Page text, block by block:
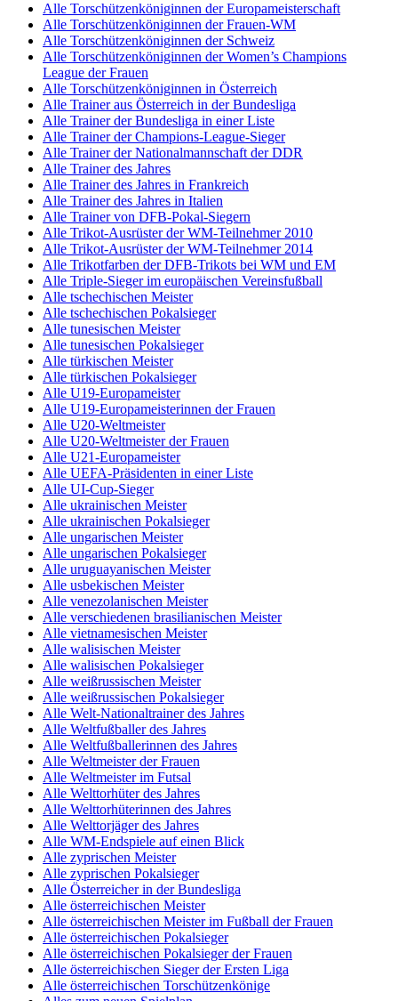
Alle Torschützenköniginnen der Europameisterschaft
Alle Torschützenköniginnen der Frauen-WM
Alle Torschützenköniginnen der Schweiz
Alle Torschützenköniginnen der Women’s Champions
League der Frauen
Alle Torschützenköniginnen in Österreich
Alle Trainer aus Österreich in der Bundesliga
Alle Trainer der Bundesliga in einer Liste
Alle Trainer der Champions-League-Sieger
Alle Trainer der Nationalmannschaft der DDR
Alle Trainer des Jahres
Alle Trainer des Jahres in Frankreich
Alle Trainer des Jahres in Italien
Alle Trainer von DFB-Pokal-Siegern
Alle Trikot-Ausrüster der WM-Teilnehmer 2010
Alle Trikot-Ausrüster der WM-Teilnehmer 2014
Alle Trikotfarben der DFB-Trikots bei WM und EM
Alle Triple-Sieger im europäischen Vereinsfußball
Alle tschechischen Meister
Alle tschechischen Pokalsieger
Alle tunesischen Meister
Alle tunesischen Pokalsieger
Alle türkischen Meister
Alle türkischen Pokalsieger
Alle U19-Europameister
Alle U19-Europameisterinnen der Frauen
Alle U20-Weltmeister
Alle U20-Weltmeister der Frauen
Alle U21-Europameister
Alle UEFA-Präsidenten in einer Liste
Alle UI-Cup-Sieger
Alle ukrainischen Meister
Alle ukrainischen Pokalsieger
Alle ungarischen Meister
Alle ungarischen Pokalsieger
Alle uruguayanischen Meister
Alle usbekischen Meister
Alle venezolanischen Meister
Alle verschiedenen brasilianischen Meister
Alle vietnamesischen Meister
Alle walisischen Meister
Alle walisischen Pokalsieger
Alle weißrussischen Meister
Alle weißrussischen Pokalsieger
Alle Welt-Nationaltrainer des Jahres
Alle Weltfußballer des Jahres
Alle Weltfußballerinnen des Jahres
Alle Weltmeister der Frauen
Alle Weltmeister im Futsal
Alle Welttorhüter des Jahres
Alle Welttorhüterinnen des Jahres
Alle Welttorjäger des Jahres
Alle WM-Endspiele auf einen Blick
Alle zyprischen Meister
Alle zyprischen Pokalsieger
Alle Österreicher in der Bundesliga
Alle österreichischen Meister
Alle österreichischen Meister im Fußball der Frauen
Alle österreichischen Pokalsieger
Alle österreichischen Pokalsieger der Frauen
Alle österreichischen Sieger der Ersten Liga
Alle österreichischen Torschützenkönige